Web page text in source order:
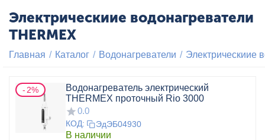
Электрическиие водонагреватели
THERMEX
Главная / Каталог / Водонагреватели / Электрическиие
2%
Водонагреватель электрический
THERMEX проточный Rio 3000
0.0
КОД: ЭдЭБ04930
В наличии